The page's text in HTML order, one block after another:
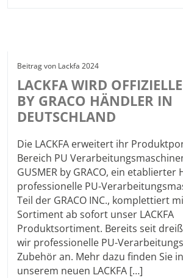
Beitrag von Lackfa 2024
LACKFA WIRD
BY GRACO HÄNDLER IN
DEUTSCHLAND
Die LACKFA erweitert ihr
Bereich PU
GUSMER by GRACO, ein
professionelle PU-
Teil der GRACO INC., komplettiert
Sortiment ab sofort unser LACKFA
Produktsortiment. Bereits seit
wir professionelle PU-
Zubehör an. Mehr dazu finden Sie
unserem neuen LACKFA […]